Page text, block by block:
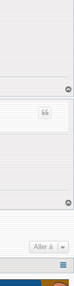
Aller à